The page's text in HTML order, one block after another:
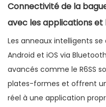
Connectivité de la
avec les applications et
Les anneaux intelligents
Android et iOS via
avancés comme le R6SS
plates-formes et offrent
réel à une application